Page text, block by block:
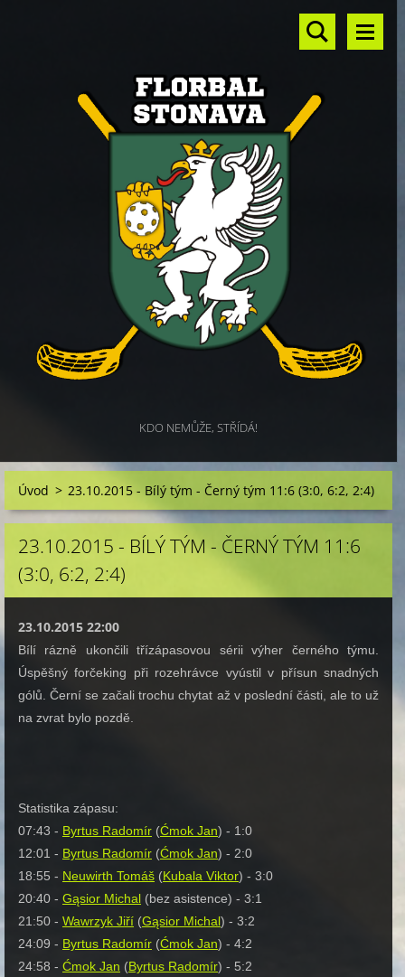
KDO NEMŮŽE, STŘÍDÁ!
Úvod > 23.10.2015 - Bílý tým - Černý tým 11:6 (3:0, 6:2, 2:4)
23.10.2015 - BÍLÝ TÝM - ČERNÝ TÝM 11:6
(3:0, 6:2, 2:4)
23.10.2015 22:00
Bílí rázně ukončili třízápasovou sérii výher černého týmu.
Úspěšný forčeking při rozehrávce vyústil v přísun snadných
gólů. Černí se začali trochu chytat až v poslední části, ale to už
na zvrat bylo pozdě.
Statistika zápasu:
07:43 - Byrtus Radomír (Ćmok Jan) - 1:0
12:01 - Byrtus Radomír (Ćmok Jan) - 2:0
18:55 - Neuwirth Tomáš (Kubala Viktor) - 3:0
20:40 - Gąsior Michal (bez asistence) - 3:1
21:50 - Wawrzyk Jiří (Gąsior Michal) - 3:2
24:09 - Byrtus Radomír (Ćmok Jan) - 4:2
24:58 - Ćmok Jan (Byrtus Radomír) - 5:2